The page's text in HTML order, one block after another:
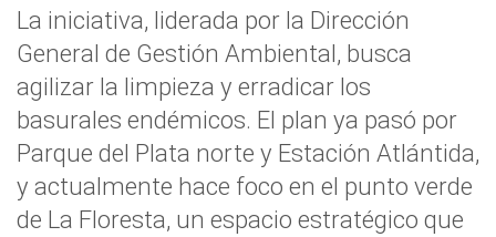
La iniciativa, liderada por la Dirección
General de Gestión Ambiental, busca
agilizar la limpieza y erradicar los
basurales endémicos. El plan ya pasó por
Parque del Plata norte y Estación Atlántida,
y actualmente hace foco en el punto verde
de La Floresta, un espacio estratégico que